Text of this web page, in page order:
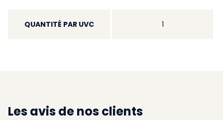
QUANTITÉ PAR UVC 1
Les avis de nos clients